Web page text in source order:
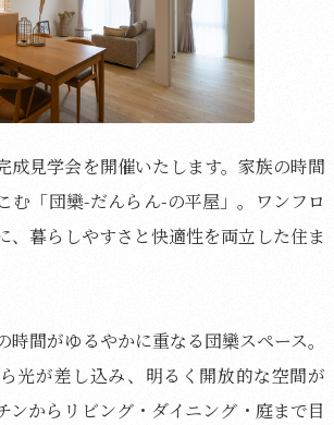
成見学会を開催いたします。家族の時間
む「団欒-だんらん-の平屋」。ワンフロ
、暮らしやすさと快適性を両立した住ま
時間がゆるやかに重なる団欒スペース。
光が差し込み、明るく開放的な空間が
ンからリビング・ダイニング・庭まで目